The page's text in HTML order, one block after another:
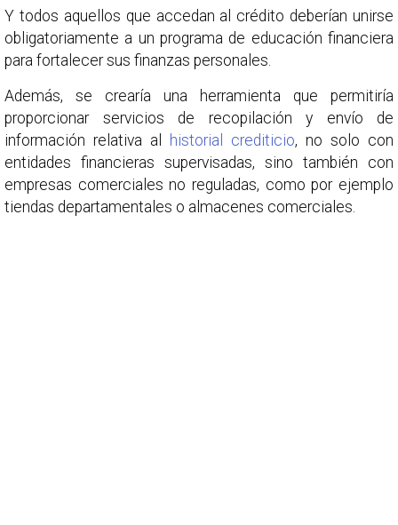
Y todos aquellos que accedan al crédito deberían unirse
obligatoriamente a un programa de educación financiera
para fortalecer sus finanzas personales.
Además, se crearía una herramienta que permitiría
proporcionar servicios de recopilación y envío de
información relativa al historial crediticio, no solo con
entidades financieras supervisadas, sino también con
empresas comerciales no reguladas, como por ejemplo
tiendas departamentales o almacenes comerciales.